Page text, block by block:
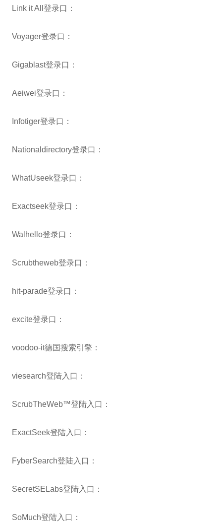
Link it All登录口：
Voyager登录口：
Gigablast登录口：
Aeiwei登录口：
Infotiger登录口：
Nationaldirectory登录口：
WhatUseek登录口：
Exactseek登录口：
Walhello登录口：
Scrubtheweb登录口：
hit-parade登录口：
excite登录口：
voodoo-it德国搜索引擎：
viesearch登陆入口：
ScrubTheWeb™登陆入口：
ExactSeek登陆入口：
FyberSearch登陆入口：
SecretSELabs登陆入口：
SoMuch登陆入口：